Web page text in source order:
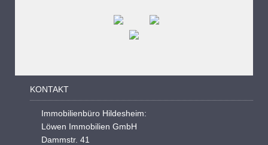
KONTAKT
Immobilienbüro Hildesheim:
Löwen Immobilien GmbH
Dammstr. 41